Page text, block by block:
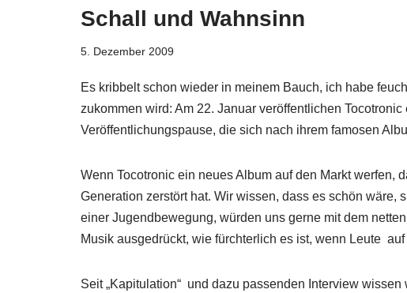
Schall und Wahnsinn
5. Dezember 2009
Es kribbelt schon wieder in meinem Bauch, ich habe
zukommen wird: Am 22. Januar veröffentlichen
Veröffentlichungspause, die sich nach ihrem famosen
Wenn Tocotronic ein neues Album auf den Markt werfen,
Generation zerstört hat. Wir wissen, dass es schön wäre,
einer Jugendbewegung, würden uns gerne mit dem
Musik ausgedrückt, wie fürchterlich es ist, wenn Leute
Seit „Kapitulation“ und dazu passenden Interview